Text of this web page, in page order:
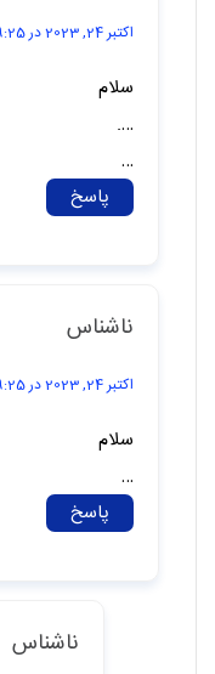
اکتبر 24, 2023 در 19:25
سلام
….
…
پاسخ
ناشناس
اکتبر 24, 2023 در 19:25
سلام
…
پاسخ
ناشناس